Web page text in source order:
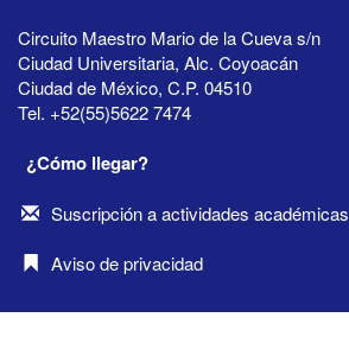
Circuito Maestro Mario de la Cueva s/n
Ciudad Universitaria, Alc. Coyoacán
Ciudad de México, C.P. 04510
Tel. +52(55)5622 7474
¿Cómo llegar?
Suscripción a actividades académicas
Aviso de privacidad